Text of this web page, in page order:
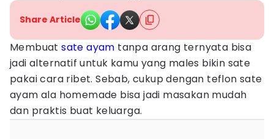
Share Article
Membuatsate ayam tanpa arang ternyata bisa
jadi alternatif untuk kamu yang males bikin sate
pakai cara ribet. Sebab, cukup dengan teflon sate
ayam ala homemade bisa jadi masakan mudah
dan praktis buat keluarga.